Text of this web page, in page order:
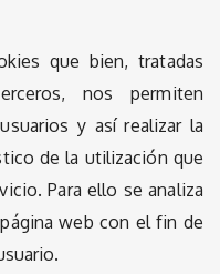
que bien, tratadas
nos permiten
y así realizar la
de la utilización que
Para ello se analiza
web con el fin de